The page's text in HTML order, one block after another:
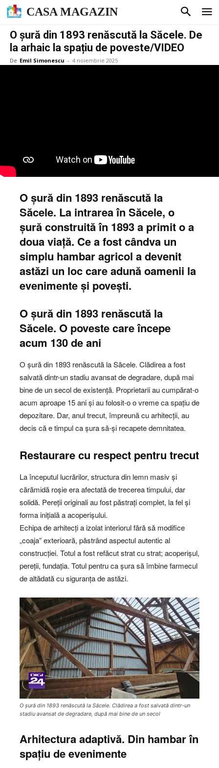
CASA MAGAZIN
O șură din 1893 renăscută la Săcele. De
la arhaic la spațiu de poveste/VIDEO
De Emil Simonescu - 4 noiembrie 2025
O șură din 1893 renăscută la
Săcele. La intrarea în Săcele, o
șură construită în 1893 a primit o a
doua viață. Ce a fost cândva un
simplu hambar agricol a devenit
astăzi un loc care adună oamenii la
evenimente și povești.
O șură din 1893 renăscută la
Săcele. O poveste care începe
acum 130 de ani
O șură din 1893 renăscută la Săcele. Clădirea a fost
salvată dintr-un stadiu avansat de degradare, după mai
bine de un secol de existență. Proprietarii au cumpărat-o
acum aproape 15 ani și au folosit-o o vreme ca spațiu de
depozitare. Dar, anul trecut, împreună cu arhitecții, au
decis că e timpul ca șura să-și recapete demnitatea.
Restaurare cu respect pentru trecut
La începutul lucrărilor, structura din lemn masiv și
cărămidă roșie era afectată de trecerea timpului, dar
solidă. Pereții originali au fost păstrați complet, la fel și
forma inițială a acoperișului.
Echipa de arhitecți a izolat interiorul fără să modifice
„coaja” exterioară, păstrând aspectul autentic al
construcției. Totul a fost refăcut strat cu strat; acoperișul,
pereții, fundația. Totul pentru ca șura să îmbine farmecul
de altădată cu siguranța de astăzi.
O șură din 1893 renăscută la Săcele. Clădirea a fost salvată dintr-un
stadiu avansat de degradare, după mai bine de un secol
Arhitectura adaptivă. Din hambar în
spațiu de evenimente